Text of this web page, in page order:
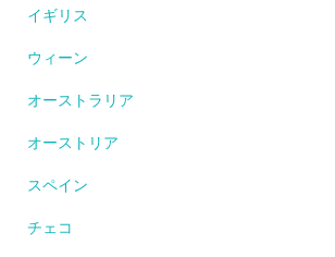
イギリス
ウィーン
オーストラリア
オーストリア
スペイン
チェコ